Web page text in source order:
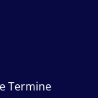
Termine